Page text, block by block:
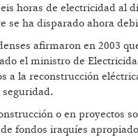
horas de electricidad al
se ha disparado ahora
afirmaron en 2003
el ministro de
a la reconstrucción
seguridad.
o en proyectos
fondos iraquíes